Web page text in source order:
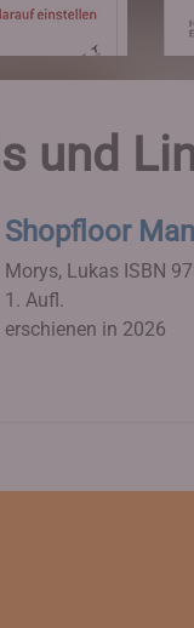
und
Shopfloor
Morys, Lukas ISBN
1. Aufl.
erschienen in 2026